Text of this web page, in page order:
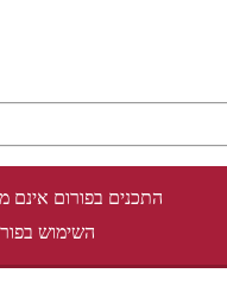
התכנים בפורום אינם
השימוש